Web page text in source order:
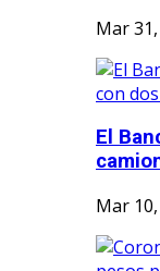
Mar
El
Mar